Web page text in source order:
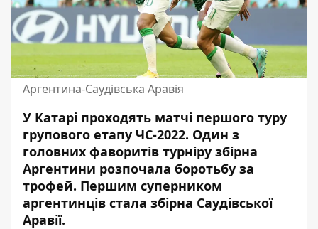
Аргентина-Саудівська Аравія
У Катарі проходять матчі першого туру
групового етапу ЧС-2022. Один з
головних фаворитів турніру збірна
Аргентини розпочала боротьбу за
трофей. Першим суперником
аргентинців стала збірна Саудівської
Аравії.